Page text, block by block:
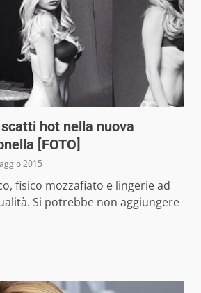
hot nella nuova
[FOTO]
2015
fisico mozzafiato e lingerie ad
Si potrebbe non aggiungere